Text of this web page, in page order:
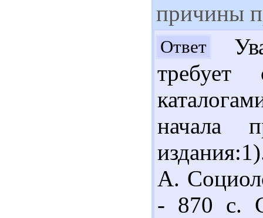
причины
Ответ
требует
начала
А.
- 870 с.